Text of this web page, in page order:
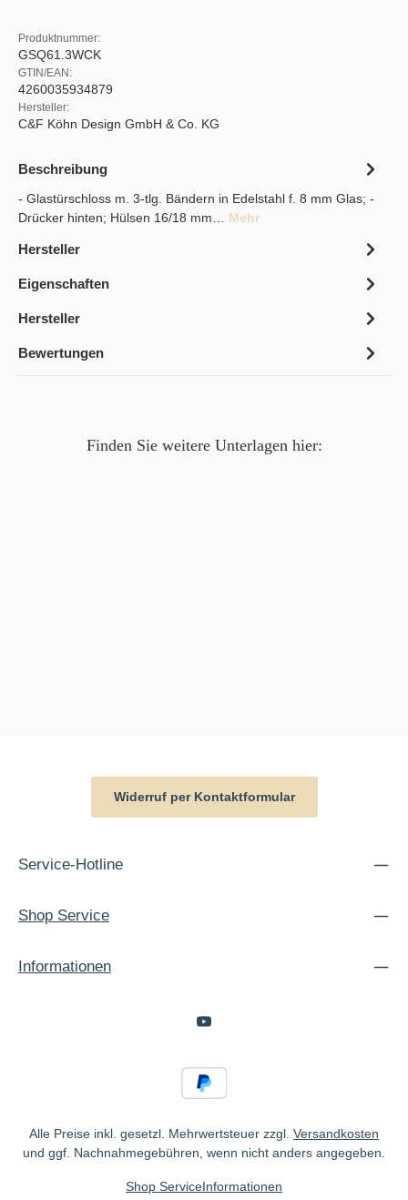
Produktnummer:
GSQ61.3WCK
GTIN/EAN:
4260035934879
Hersteller:
C&F Köhn Design GmbH & Co. KG
Beschreibung
- Glastürschloss m. 3-tlg. Bändern in Edelstahl f. 8 mm Glas; -
Drücker hinten; Hülsen 16/18 mm… Mehr
Hersteller
Eigenschaften
Hersteller
Bewertungen
Finden Sie weitere Unterlagen hier:
Widerruf per Kontaktformular
Service-Hotline
Shop Service
Informationen
Alle Preise inkl. gesetzl. Mehrwertsteuer zzgl. Versandkosten
und ggf. Nachnahmegebühren, wenn nicht anders angegeben.
Shop ServiceInformationen